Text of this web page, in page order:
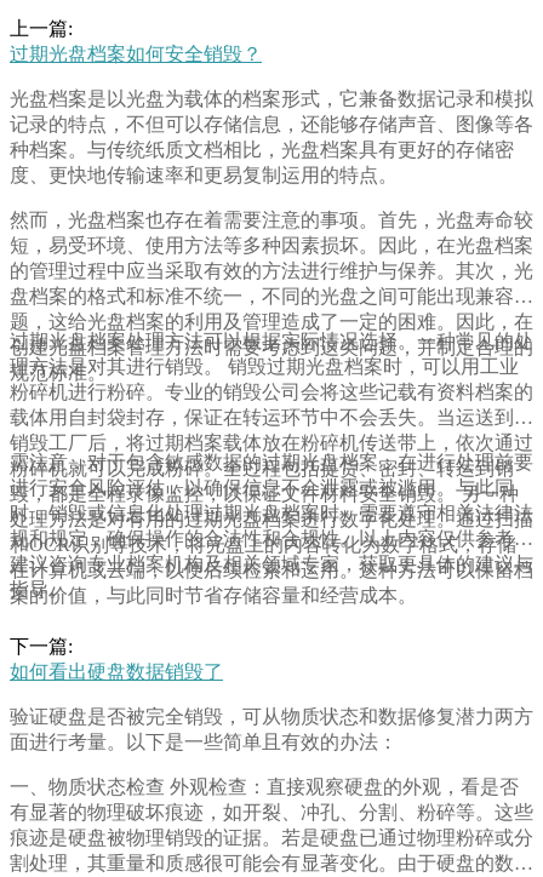
上一篇:
过期光盘档案如何安全销毁？
光盘档案是以光盘为载体的档案形式，它兼备数据记录和模拟
记录的特点，不但可以存储信息，还能够存储声音、图像等各
种档案。与传统纸质文档相比，光盘档案具有更好的存储密
度、更快地传输速率和更易复制运用的特点。
然而，光盘档案也存在着需要注意的事项。首先，光盘寿命较
短，易受环境、使用方法等多种因素损坏。因此，在光盘档案
的管理过程中应当采取有效的方法进行维护与保养。其次，光
盘档案的格式和标准不统一，不同的光盘之间可能出现兼容问
题，这给光盘档案的利用及管理造成了一定的困难。因此，在
创建光盘档案管理方法时需要考虑到这类问题，并制定合理的
规范标准。
过期光盘档案处理方法可以根据实际情况选择。一种常见的处
理方法是对其进行销毁。 销毁过期光盘档案时，可以用工业
粉碎机进行粉碎。专业的销毁公司会将这些记载有资料档案的
载体用自封袋封存，保证在转运环节中不会丢失。当运送到达
销毁工厂后，将过期档案载体放在粉碎机传送带上，依次通过
粉碎机就可以完成粉碎。全过程包括提货、密封、转运到销
毁，都是全程录像监控，以保证文件材料安全销毁。 另一种
处理方法是对有用的过期光盘档案进行数字化处理。通过扫描
和OCR识别等技术，将光盘上的内容转化为数字格式，存储
在计算机或云端，以便后续检索和运用。这种方法可以保留档
案的价值，与此同时节省存储容量和经营成本。
需注意，对于包含敏感数据的过期光盘档案，在进行处理前要
进行安全风险评估，以确保信息不会泄露或被滥用。与此同
时，销毁或信息化处理过期光盘档案时，需要遵守相关法律法
规和规定，确保操作的合法性和合规性。以上内容仅供参考，
建议咨询专业档案机构及相关领域专家，获取更具体的建议与
指导。
下一篇:
如何看出硬盘数据销毁了
验证硬盘是否被完全销毁，可从物质状态和数据修复潜力两方
面进行考量。以下是一些简单且有效的办法：
一、物质状态检查 外观检查：直接观察硬盘的外观，看是否
有显著的物理破坏痕迹，如开裂、冲孔、分割、粉碎等。这些
痕迹是硬盘被物理销毁的证据。若是硬盘已通过物理粉碎或分
割处理，其重量和质感很可能会有显著变化。由于硬盘的数据